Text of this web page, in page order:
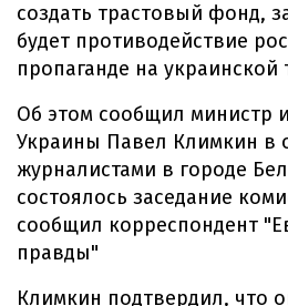
создать трастовый фонд,
будет противодействие
пропаганде на украинской
Об этом сообщил министр
Украины Павел Климкин в
журналистами в городе
состоялось заседание
сообщил корреспондент
правды"
Климкин подтвердил, что